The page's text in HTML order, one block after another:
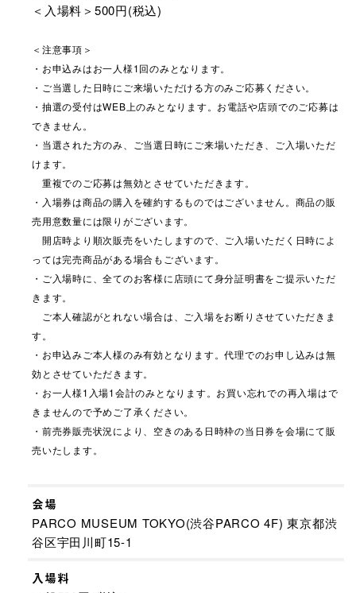
＜入場料＞500円(税込)
＜注意事項＞
・お申込みはお一人様1回のみとなります。
・ご当選した日時にご来場いただける方のみご応募ください。
・抽選の受付はWEB上のみとなります。お電話や店頭でのご応募は
できません。
・当選された方のみ、ご当選日時にご来場いただき、ご入場いただ
けます。
重複でのご応募は無効とさせていただきます。
・入場券は商品の購入を確約するものではございません。商品の販
売用意数量には限りがございます。
開店時より順次販売をいたしますので、ご入場いただく日時によ
っては完売商品がある場合もございます。
・ご入場時に、全てのお客様に店頭にて身分証明書をご提示いただ
きます。
ご本人確認がとれない場合は、ご入場をお断りさせていただきま
す。
・お申込みご本人様のみ有効となります。代理でのお申し込みは無
効とさせていただきます。
・お一人様1入場1会計のみとなります。お買い忘れでの再入場はで
きませんので予めご了承ください。
・前売券販売状況により、空きのある日時枠の当日券を会場にて販
売いたします。
会場
PARCO MUSEUM TOKYO(渋谷PARCO 4F) 東京都渋
谷区宇田川町15-1
入場料